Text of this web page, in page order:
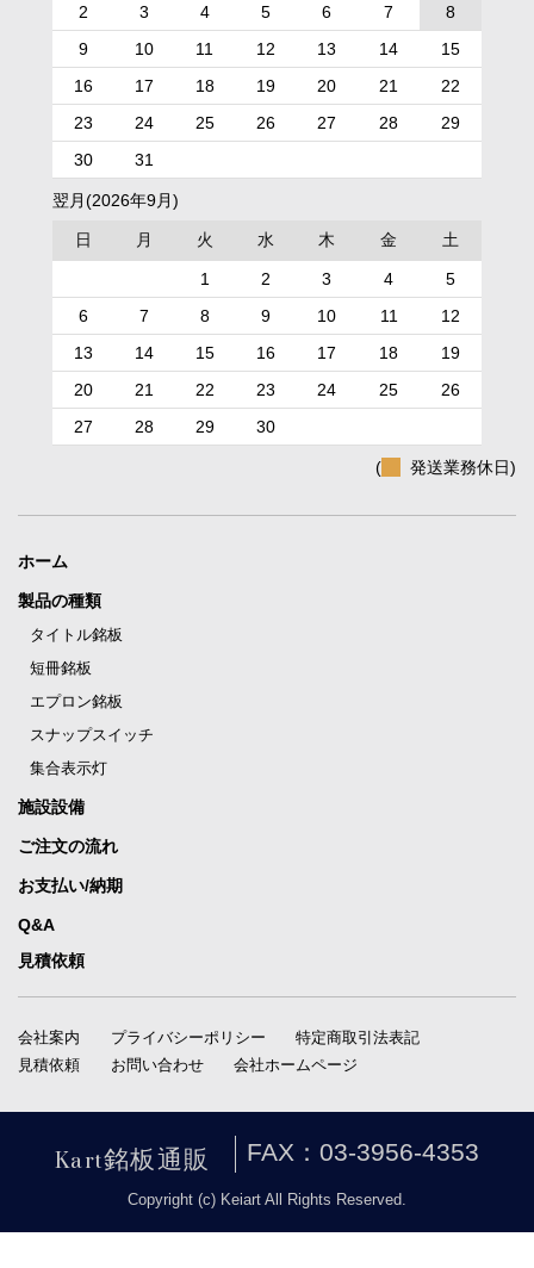
2
3 4 5 6 7
8
9
10 11 12 13 14
15
16
17 18 19 20 21
22
23
24 25 26 27 28
29
30
31
翌月(2026年9月)
日 月 火 水 木 金 土
1 2 3 4
5
6
7 8 9 10 11
12
13
14 15 16 17 18
19
20
21 22 23 24 25
26
27
28 29 30
( 発送業務休日)
ホーム
製品の種類
タイトル銘板
短冊銘板
エプロン銘板
スナップスイッチ
集合表示灯
施設設備
ご注文の流れ
お支払い/納期
Q&A
見積依頼
会社案内 プライバシーポリシー
特定商取引法表記
見積依頼
お問い合わせ 会社ホームページ
Kart銘板通販 FAX：03-3956-4353
Copyright (c) Keiart All Rights Reserved.